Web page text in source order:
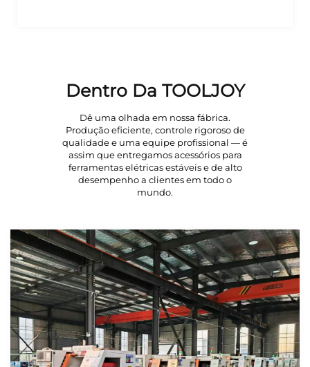
Dentro Da TOOLJOY
Dê uma olhada em nossa fábrica.
Produção eficiente, controle rigoroso de
qualidade e uma equipe profissional — é
assim que entregamos acessórios para
ferramentas elétricas estáveis e de alto
desempenho a clientes em todo o
mundo.